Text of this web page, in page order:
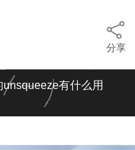
分享
有什么用